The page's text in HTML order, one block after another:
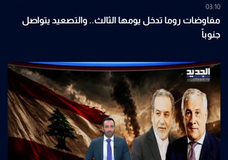
03:10
مفاوضات روما تدخل يومها الثالث.. والتصعيد يتواصل
جنوباً